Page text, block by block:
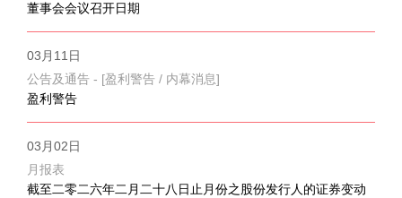
董事会会议召开日期
03月11日
公告及通告 - [盈利警告 / 内幕消息]
盈利警告
03月02日
月报表
截至二零二六年二月二十八日止月份之股份发行人的证券变动